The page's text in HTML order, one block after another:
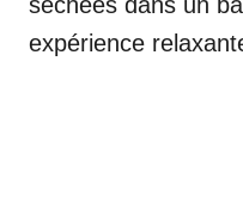
expérience